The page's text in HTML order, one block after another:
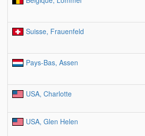
Suisse, Frauenfeld
Pays-Bas, Assen
USA, Charlotte
USA, Glen Helen